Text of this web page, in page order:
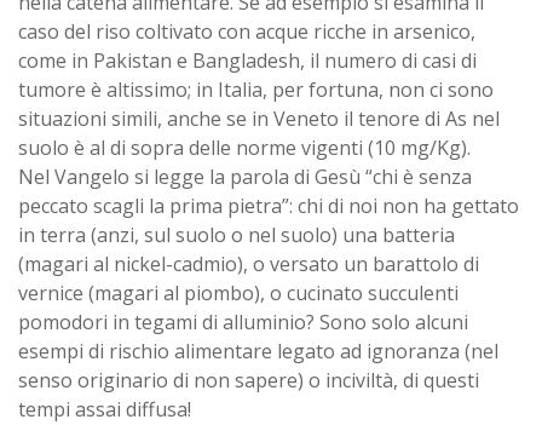
caso del riso coltivato con acque ricche in arsenico,
come in Pakistan e Bangladesh, il numero di casi di
tumore è altissimo; in Italia, per fortuna, non ci sono
situazioni simili, anche se in Veneto il tenore di As nel
suolo è al di sopra delle norme vigenti (10 mg/Kg).
Nel Vangelo si legge la parola di Gesù “chi è senza
peccato scagli la prima pietra”: chi di noi non ha gettato
in terra (anzi, sul suolo o nel suolo) una batteria
(magari al nickel-cadmio), o versato un barattolo di
vernice (magari al piombo), o cucinato succulenti
pomodori in tegami di alluminio? Sono solo alcuni
esempi di rischio alimentare legato ad ignoranza (nel
senso originario di non sapere) o inciviltà, di questi
tempi assai diffusa!